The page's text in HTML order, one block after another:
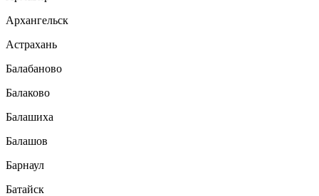
Архангельск
Астрахань
Балабаново
Балаково
Балашиха
Балашов
Барнаул
Батайск